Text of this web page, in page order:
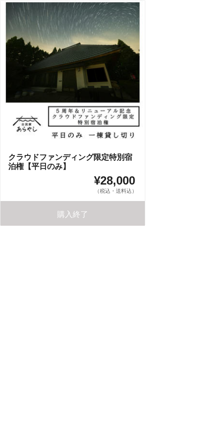
クラウドファンディング限定特別宿
泊権【平日のみ】
¥28,000
（税込・送料込）
購入終了